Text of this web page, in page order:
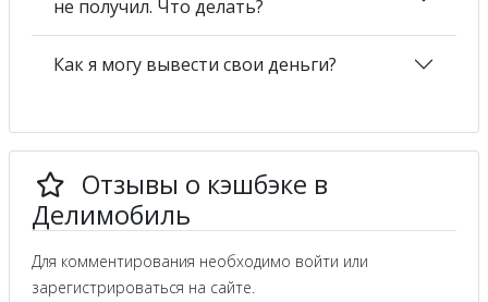
не получил. Что делать?
Как я могу вывести свои деньги?
Отзывы о кэшбэке в
Делимобиль
Для комментирования необходимо войти или
зарегистрироваться на сайте.